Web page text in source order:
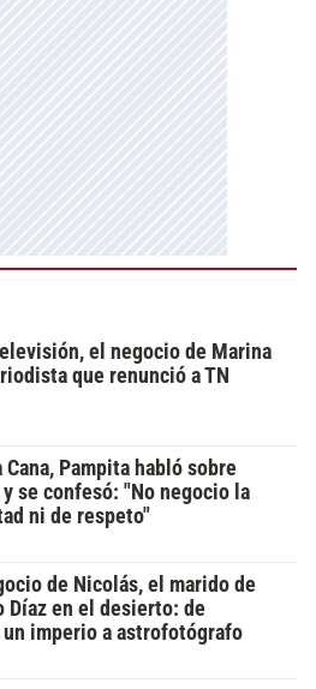
el negocio de Marina
que renunció a TN
Cana, Pampita habló sobre
se confesó: "No negocio la
ni de respeto"
de Nicolás, el marido de
Díaz en el desierto: de
un imperio a astrofotógrafo